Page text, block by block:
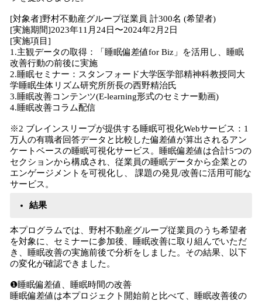
[対象者]野村不動産グループ従業員 計300名 (希望者)
[実施期間]2023年11月24日〜2024年2月2日
[実施項目]
1.主観データの取得：「睡眠偏差値for Biz」を活用し、睡眠
改善行動の前後に実施
2.睡眠セミナー：スタンフォード大学医学部精神科教授同大
学睡眠生体リズム研究所所長の西野精治氏
3.睡眠改善コンテンツ(E-learning形式のセミナー動画)
4.睡眠改善コラム配信
※2 ブレインスリープが提供する睡眠可視化Webサービス：1
万人の有職者回答データと比較した偏差値が算出されるアン
ケートベースの睡眠可視化サービス。睡眠偏差値は合計5つの
セクションから構成され、従業員の睡眠データから企業との
エンゲージメントを可視化し、 課題の発見/改善に活用可能な
サービス。
結果
本プログラムでは、野村不動産グループ従業員のうち希望者
を対象に、セミナーに参加後、睡眠改善に取り組んでいただ
き、睡眠改善の実施前後で分析をしました。その結果、以下
の変化が確認できました。
❶睡眠偏差値、睡眠時間の改善
睡眠偏差値は本プロジェクト開始前と比べて、睡眠改善後の